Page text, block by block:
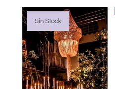
Sin Stock